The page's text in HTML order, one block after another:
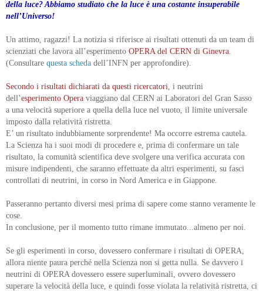
della luce? Abbiamo studiato che la luce è una costante insuperabile
nell’Universo!
Un attimo, ragazzi! La notizia si riferisce ai risultati ottenuti da un team di
scienziati che lavora all’esperimento OPERA del CERN di Ginevra
(Consultare questa scheda dell’INFN per approfondire).
Secondo i risultati dichiarati da questi ricercatori , i neutrini
dell’esperimento Opera viaggiano dal CERN ai Laboratori del Gran Sasso
a una velocità superiore a quella della luce nel vuoto, il limite universale
imposto dalla relatività ristretta.
E’ un risultato indubbiamente sorprendente! Ma occorre estrema cautela.
La Scienza ha i suoi modi di procedere e, prima di confermare un tale
risultato, la comunità scientifica deve svolgere una verifica accurata con
misure indipendenti, che saranno effettuate da altri esperimenti, su fasci
controllati di neutrini, in corso in Nord America e in Giappone.
Passeranno pertanto diversi mesi prima di sapere come stanno veramente le
cose.
In conclusione, per il momento tutto rimane immutato...almeno per noi.
Se gli esperimenti in corso, dovessero confermare i risultati di OPERA,
allora niente paura perché nella Scienza non si getta nulla. Se davvero i
neutrini di OPERA dovessero essere superluminali, ovvero dovessero
superare la velocità della luce, e quindi fosse violata la relatività ristretta, ci